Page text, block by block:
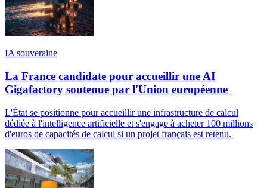
IA souveraine
La France candidate pour accueillir une AI
Gigafactory soutenue par l'Union européenne
L'État se positionne pour accueillir une infrastructure de calcul
dédiée à l'intelligence artificielle et s'engage à acheter 100 millions
d'euros de capacités de calcul si un projet français est retenu.